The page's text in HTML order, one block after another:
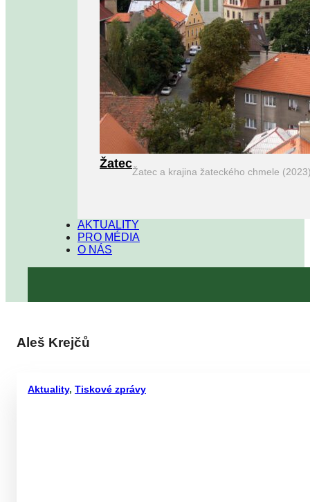
Žatec
Žatec a krajina žateckého chmele
AKTUALITY
PRO MÉDIA
O NÁS
Aleš Krejčů
Aktuality, Tiskové zprávy